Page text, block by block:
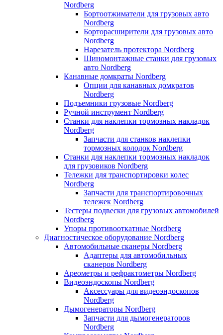
Nordberg
Бортоотжиматели для грузовых авто
Nordberg
Борторасширители для грузовых авто
Nordberg
Нарезатель протектора Nordberg
Шиномонтажные станки для грузовых
авто Nordberg
Канавные домкраты Nordberg
Опции для канавных домкратов
Nordberg
Подъемники грузовые Nordberg
Ручной инструмент Nordberg
Станки для наклепки тормозных накладок
Nordberg
Запчасти для станков наклепки
тормозных колодок Nordberg
Станки для наклепки тормозных накладок
для грузовиков Nordberg
Тележки для транспортировки колес
Nordberg
Запчасти для транспортировочных
тележек Nordberg
Тестеры подвески для грузовых автомобилей
Nordberg
Упоры противооткатные Nordberg
Диагностическое оборудование Nordberg
Автомобильные сканеры Nordberg
Адаптеры для автомобильных
сканеров Nordberg
Ареометры и рефрактометры Nordberg
Видеоэндоскопы Nordberg
Аксессуары для видеоэндоскопов
Nordberg
Дымогенераторы Nordberg
Запчасти для дымогенераторов
Nordberg